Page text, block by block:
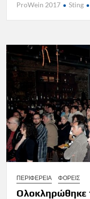
ProWein 2017 Sting
ΠΕΡΙΦΕΡΕΙΑ ΦΟΡΕΙΣ
Ολοκληρώθηκε